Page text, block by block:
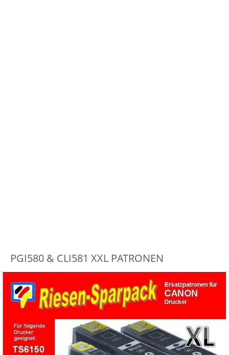
PGI580 & CLI581 XXL PATRONEN